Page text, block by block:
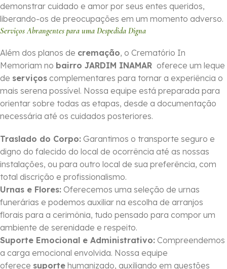
demonstrar cuidado e amor por seus entes queridos,
liberando-os de preocupações em um momento adverso.
Serviços Abrangentes para uma Despedida Digna
Além dos planos de cremação, o Crematório In
Memoriam no bairro JARDIM INAMAR oferece um leque
de serviços complementares para tornar a experiência o
mais serena possível. Nossa equipe está preparada para
orientar sobre todas as etapas, desde a documentação
necessária até os cuidados posteriores.
Traslado do Corpo: Garantimos o transporte seguro e
digno do falecido do local de ocorrência até as nossas
instalações, ou para outro local de sua preferência, com
total discrição e profissionalismo.
Urnas e Flores: Oferecemos uma seleção de urnas
funerárias e podemos auxiliar na escolha de arranjos
florais para a cerimônia, tudo pensado para compor um
ambiente de serenidade e respeito.
Suporte Emocional e Administrativo: Compreendemos
a carga emocional envolvida. Nossa equipe
oferece suporte humanizado, auxiliando em questões